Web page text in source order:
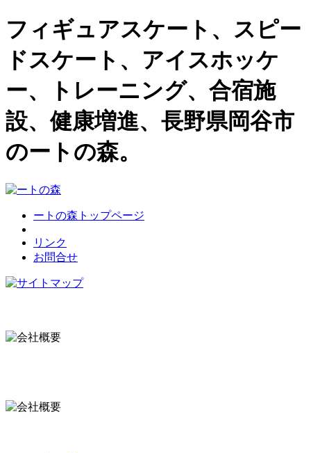
フィギュアスケート、スピー
ドスケート、アイスホッケ
ー、トレーニング、合宿施
設、健康増進、長野県岡谷市
のートの森。
ートの森トップページ
リンク
お問合せ